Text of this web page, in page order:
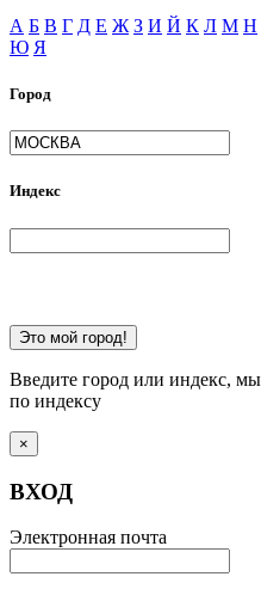
А Б В Г Д Е Ж З И Й К Л М Н
Ю Я
Город
Индекс
Это мой город!
Введите город или индекс,
по индексу
×
ВХОД
Электронная почта